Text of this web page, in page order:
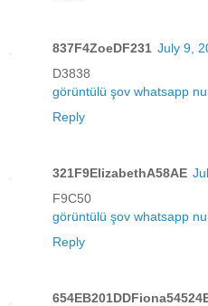
837F4ZoeDF231 July 9,
D3838
görüntülü şov whatsapp
Reply
321F9ElizabethA58AE
F9C50
görüntülü şov whatsapp
Reply